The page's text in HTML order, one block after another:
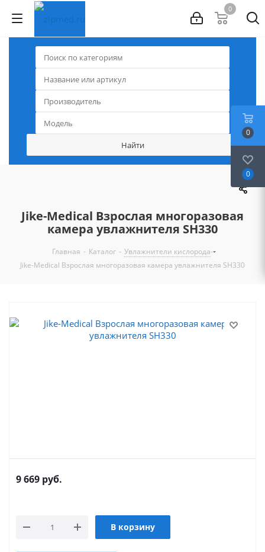
0
Jike-Medical Взрослая многоразовая
камера увлажнителя SH330
Главная - Каталог - Увлажнители кислорода-
Jike-Medical Взрослая многоразовая камера увлажнителя SH330
9 669 руб.
В корзину
0
0